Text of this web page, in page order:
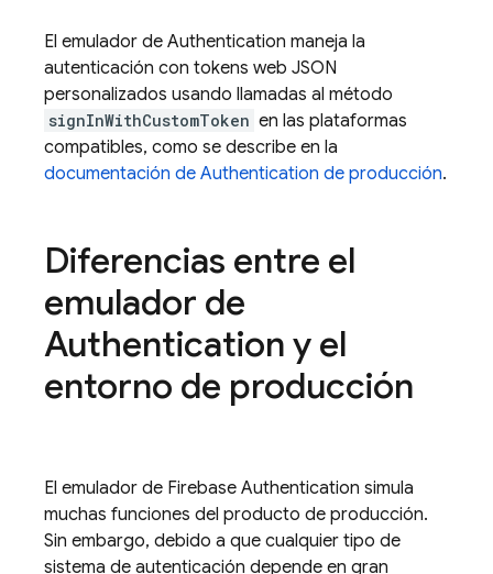
El emulador de Authentication maneja la
autenticación con tokens web JSON
personalizados usando llamadas al método
signInWithCustomToken en las plataformas
compatibles, como se describe en la
documentación de Authentication de producción.
Diferencias entre el
emulador de
Authentication y el
entorno de producción
El emulador de Firebase Authentication simula
muchas funciones del producto de producción.
Sin embargo, debido a que cualquier tipo de
sistema de autenticación depende en gran